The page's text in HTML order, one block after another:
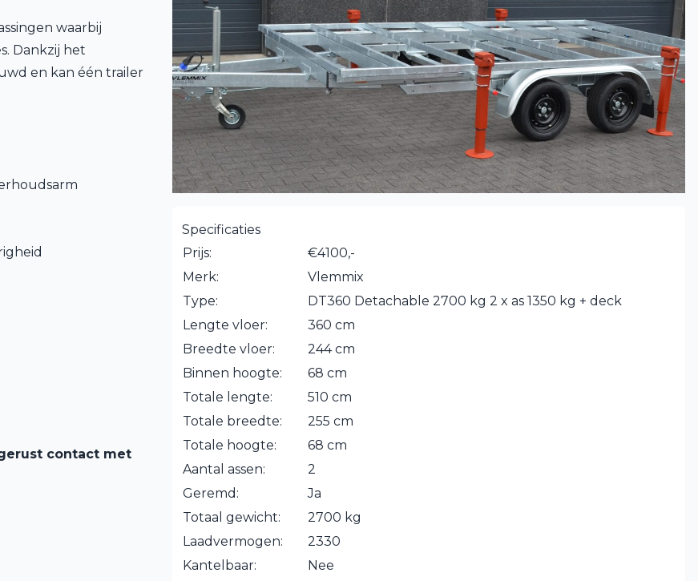
waarbij
Dankzij het
en kan één trailer
contact met
Specificaties
Prijs:
€4100,-
Merk:
Vlemmix
Type:
DT360 Detachable 2700 kg 2 x as 1350 kg + deck
Lengte vloer:
360 cm
Breedte vloer:
244 cm
Binnen hoogte:
68 cm
Totale lengte:
510 cm
Totale breedte:
255 cm
Totale hoogte:
68 cm
Aantal assen:
2
Geremd:
Ja
Totaal gewicht:
2700 kg
Laadvermogen:
2330
Kantelbaar:
Nee